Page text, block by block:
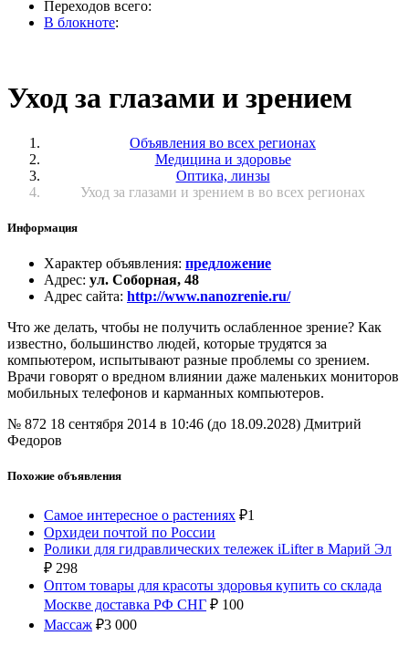
Переходов всего:
В блокноте:
Уход за глазами и зрением
Объявления во всех регионах
Медицина и здоровье
Оптика, линзы
Уход за глазами и зрением в во всех регионах
Информация
Характер объявления: предложение
Адрес: ул. Соборная, 48
Адрес сайта: http://www.nanozrenie.ru/
Что же делать, чтобы не получить ослабленное зрение? Как
известно, большинство людей, которые трудятся за
компьютером, испытывают разные проблемы со зрением.
Врачи говорят о вредном влиянии даже маленьких мониторов
мобильных телефонов и карманных компьютеров.
№ 872 18 сентября 2014 в 10:46 (до 18.09.2028) Дмитрий
Федоров
Похожие объявления
Самое интересное о растениях ₽1
Орхидеи почтой по России
Ролики для гидравлических тележек iLifter в Марий Эл
₽ 298
Оптом товары для красоты здоровья купить со склада
Москве доставка РФ СНГ ₽ 100
Массаж ₽3 000